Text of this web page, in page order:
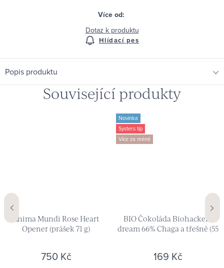
Dotaz k produktu
Hlídací pes
Popis produktu
Související produkty
Anima Mundi Rose Heart
Opener (prášek 71 g)
750 Kč
Novinka
Systers tip
Více za méně
BIO Čokoláda Biohacker's
dream 66% Chaga a třešně (55
169 Kč